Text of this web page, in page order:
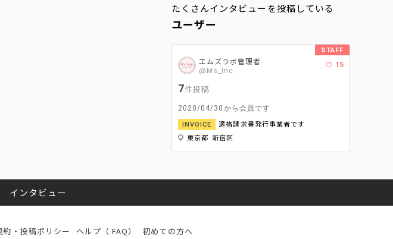
たくさんインタビューを投稿している
ユーザー
エムズラボ管理者
@Ms_Inc
15
7件投稿
2020/04/30から会員です
INVOICE
適格請求書発行事業者です
東京都 新宿区
STAFF
インタビュー
約・投稿ポリシー ヘルプ（ FAQ） 初めての方へ